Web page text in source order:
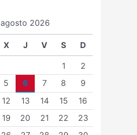
agosto 2026
X J V S D
1
2
5 6 7 8
9
12 13 14 15
16
19 20 21 22
23